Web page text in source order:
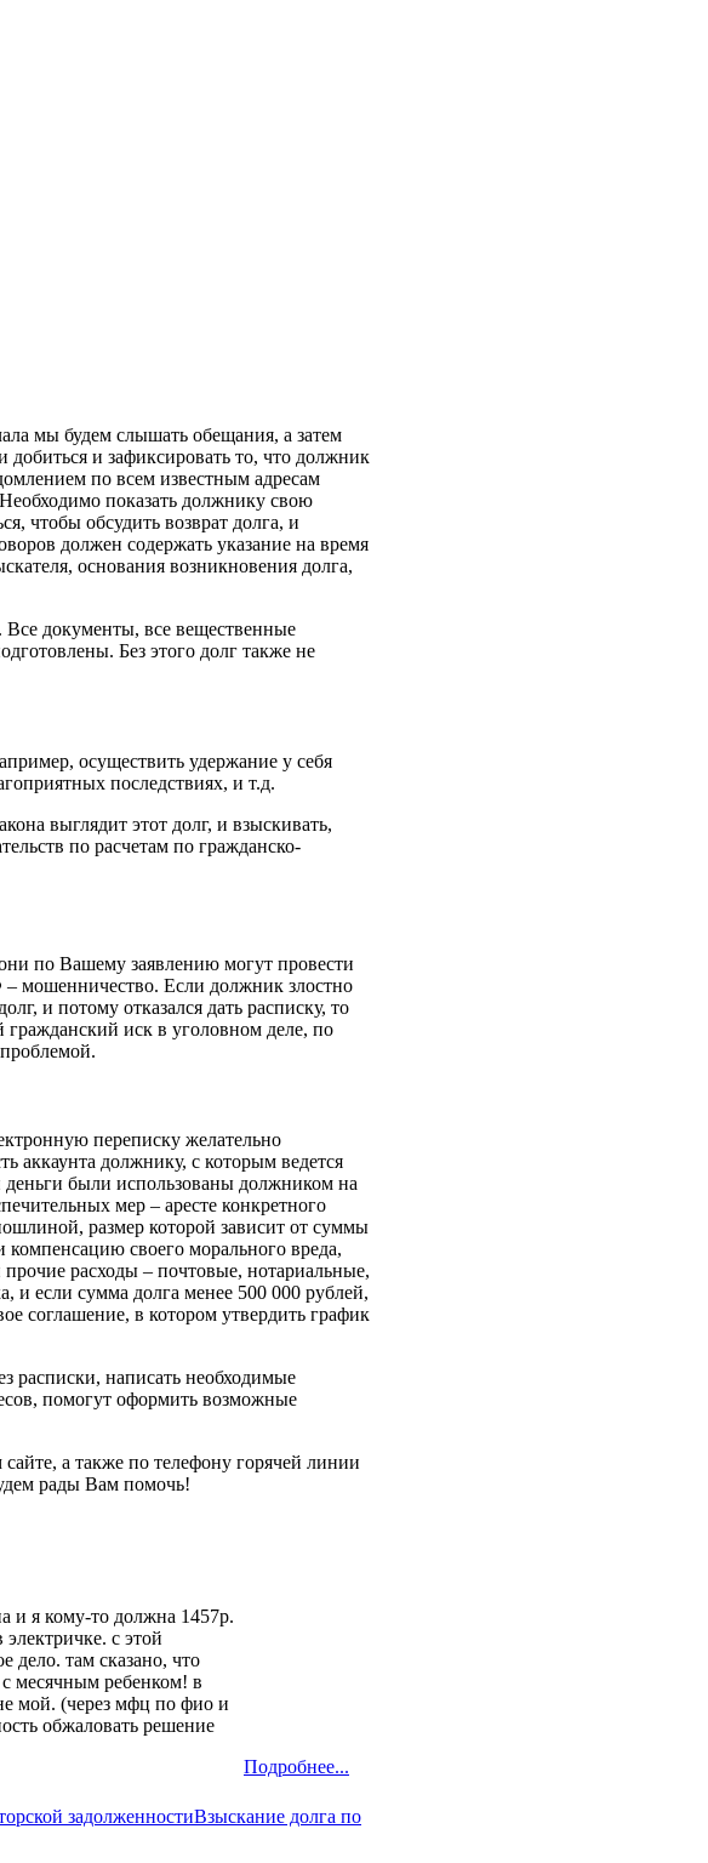
мы будем слышать обещания, а затем
и зафиксировать то, что должник
по всем известным адресам
показать должнику свою
чтобы обсудить возврат долга, и
должен содержать указание на время
основания возникновения долга,
Все документы, все вещественные
Без этого долг также не
осуществить удержание у себя
последствиях, и т.д.
выглядит этот долг, и взыскивать,
по расчетам по гражданско-
по Вашему заявлению могут провести
– мошенничество. Если должник злостно
и потому отказался дать расписку, то
гражданский иск в уголовном деле, по
переписку желательно
аккаунта должнику, с которым ведется
деньги были использованы должником на
мер – аресте конкретного
размер которой зависит от суммы
компенсацию своего морального вреда,
прочие расходы – почтовые, нотариальные,
и если сумма долга менее 500 000 рублей,
соглашение, в котором утвердить график
расписки, написать необходимые
помогут оформить возможные
а также по телефону горячей линии
рады Вам помочь!
и я кому-то должна 1457р.
с этой
дело. там сказано, что
с месячным ребенком! в
мой. (через мфц по фио и
обжаловать решение
Подробнее...
задолженностиВзыскание долга по